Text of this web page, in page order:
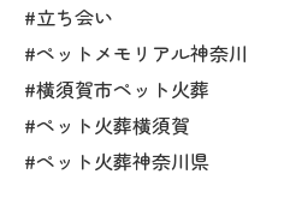
#立ち会い
#ペットメモリアル神奈川
#横須賀市ペット火葬
#ペット火葬横須賀
#ペット火葬神奈川県